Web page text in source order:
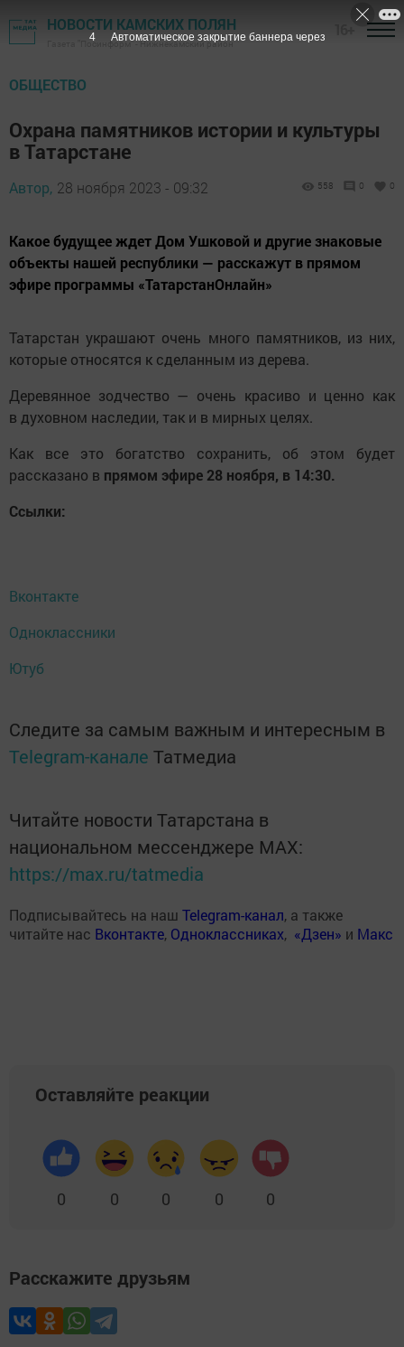
НОВОСТИ КАМСКИХ ПОЛЯН
Газета "Посинформ" - Нижнекамский район
ОБЩЕСТВО
Охрана памятников истории и культуры
в Татарстане
Автор, 28 ноября 2023 - 09:32 558 0 0
Какое будущее ждет Дом Ушковой и другие знаковые
объекты нашей республики — расскажут в прямом
эфире программы «ТатарстанОнлайн»
Татарстан украшают очень много памятников, из них,
которые относятся к сделанным из дерева.
Деревянное зодчество — очень красиво и ценно как
в духовном наследии, так и в мирных целях.
Как все это богатство сохранить, об этом будет
рассказано в прямом эфире 28 ноября, в 14:30.
Ссылки:
Вконтакте
Одноклассники
Ютуб
Следите за самым важным и интересным в
Telegram-канале Татмедиа
Читайте новости Татарстана в
национальном мессенджере MАХ:
https://max.ru/tatmedia
Подписывайтесь на наш Telegram-канал, а также
читайте нас Вконтакте, Одноклассниках, «Дзен» и Макс
Оставляйте реакции
0 0 0 0 0
Расскажите друзьям
2 Автоматическое закрытие баннера через